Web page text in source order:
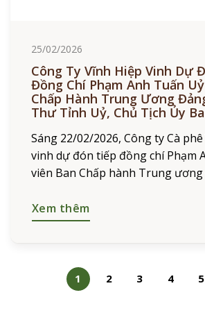
25/02/2026
Công Ty Vĩnh Hiệp Vinh Dự
Đồng Chí Phạm Anh Tuấn
Chấp Hành Trung Ương
Thư Tỉnh Uỷ, Chủ Tịch Ủy
Xuân Bính Ngọ 2026
Sáng 22/02/2026, Công ty Cà
vinh dự đón tiếp đồng chí Phạm
viên Ban Chấp hành Trung
Xem thêm
1 2 3 4 5